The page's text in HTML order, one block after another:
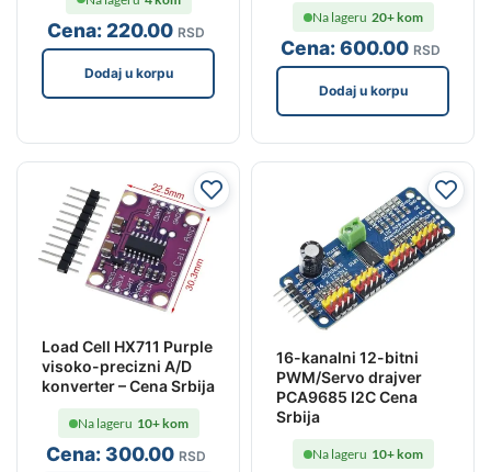
Cena: 220.00 RSD
Dodaj u korpu
Cena:600.00 RSD
Na lageru 20+ kom
Dodaj u korpu
Load Cell HX711 Purple
visoko-precizni A/D
konverter – Cena Srbija
Cena:300.00 RSD
Na lageru 10+ kom
16-kanalni 12-bitni
PWM/Servo drajver
PCA9685 I2C Cena
Srbija
Na lageru 10+ kom